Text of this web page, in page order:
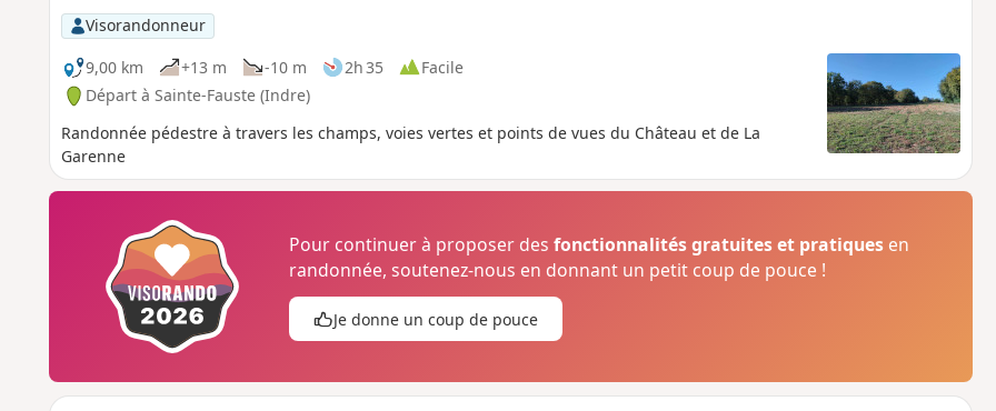
Visorandonneur
9,00 km
+13 m -10 m 2h 35
Facile
Départ à Sainte-Fauste (Indre)
Randonnée pédestre à travers les champs, voies vertes et points de vues du Château et de La
Garenne
Pour continuer à proposer desfonctionnalités gratuites et pratiques en
randonnée, soutenez-nous en donnant un petit coup de pouce !
Je donne un coup de pouce